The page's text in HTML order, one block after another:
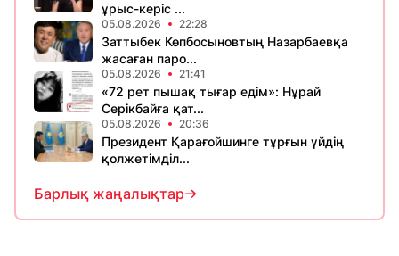
ұрыс-керіс ...
05.08.2026 22:28
Заттыбек Көпбосыновтың Назарбаевқа
жасаған паро...
05.08.2026 21:41
«72 рет пышақ тығар едім»: Нұрай
Серікбайға қат...
05.08.2026 20:36
Президент Қарағойшинге тұрғын үйдің
қолжетімділ...
Барлық жаңалықтар